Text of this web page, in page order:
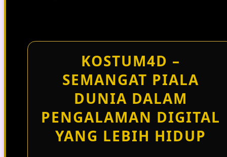
KOSTUM4D –
SEMANGAT PIALA
DUNIA DALAM
PENGALAMAN DIGITAL
YANG LEBIH HIDUP